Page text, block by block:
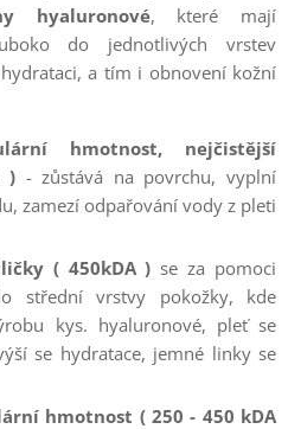
hyaluronové, které mají
do jednotlivých vrstev
a tím i obnovení kožní
hmotnost, nejčistější
)- zůstává na povrchu, vyplní
zamezí odpařování vody z pleti
( 450kDA ) se za pomoci
střední vrstvy pokožky, kde
kys. hyaluronové, pleť se
se hydratace, jemné linky se
hmotnost ( 250 - 450 kDA